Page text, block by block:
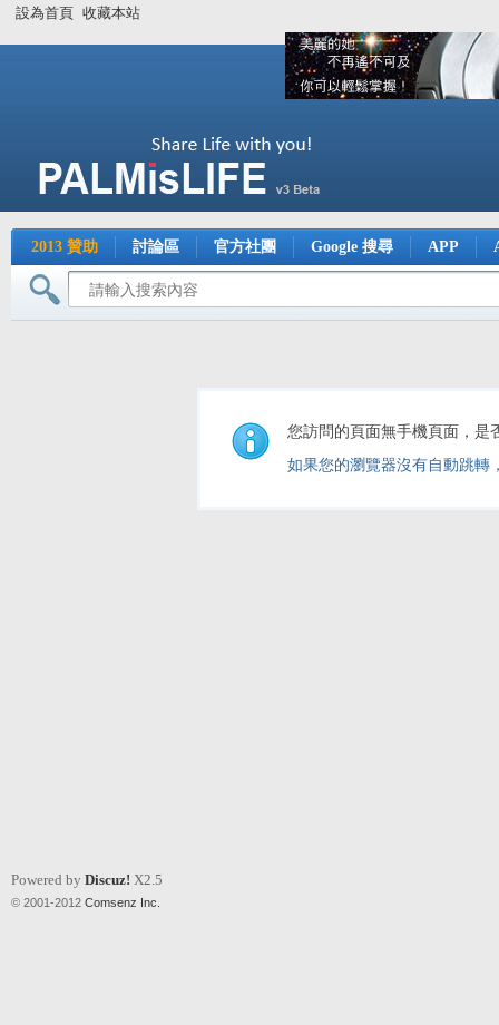
設為首頁 收藏本站
2013 贊助 討論區 官方社團 Google 搜尋 APP
您訪問的頁面無手機頁面，是
如果您的瀏覽器沒有自動跳轉
Powered by Discuz! X2.5
© 2001-2012 Comsenz Inc.